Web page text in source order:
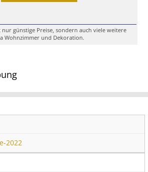
günstige Preise, sondern auch viele weitere
Wohnzimmer und Dekoration.
2022